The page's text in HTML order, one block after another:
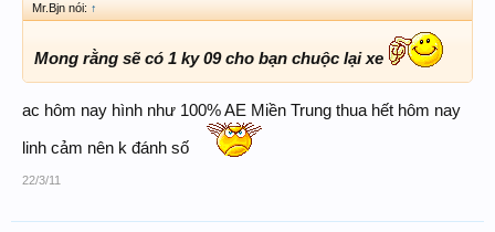
Mr.Bjn nói: ↑
Mong rằng sẽ có 1 ky 09 cho bạn chuộc lại xe
ac hôm nay hình như 100% AE Miền Trung thua hết hôm nay
linh cảm nên k đánh số
22/3/11